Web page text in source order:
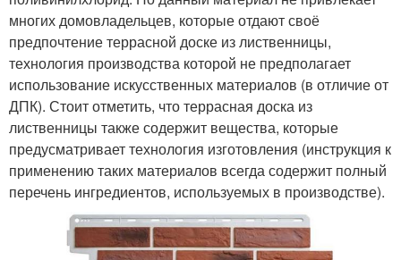
многих домовладельцев, которые отдают своё
предпочтение террасной доске из лиственницы,
технология производства которой не предполагает
использование искусственных материалов (в отличие от
ДПК). Стоит отметить, что террасная доска из
лиственницы также содержит вещества, которые
предусматривает технология изготовления (инструкция к
применению таких материалов всегда содержит полный
перечень ингредиентов, используемых в производстве).